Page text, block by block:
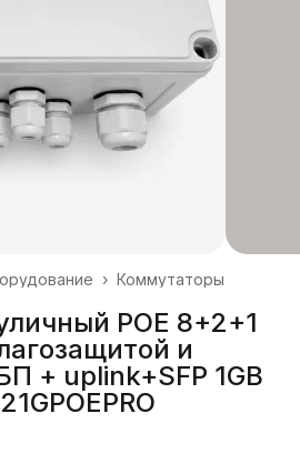
Коммутаторы
›
POE 8+2+1
и
+ uplink+SFP 1GB